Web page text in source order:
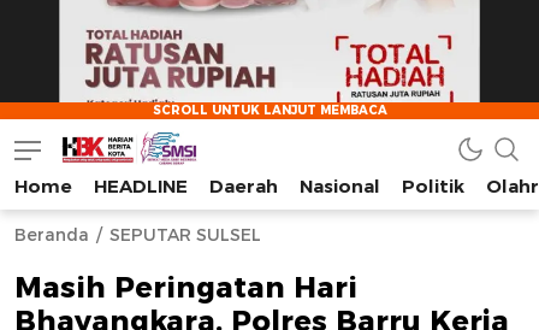
HarianBeritaKota
Mengabarkan Setiap Detil, Sudut, dan Cerita Kota
Home HEADLINE Daerah Nasional Politik
Beranda SEPUTAR SULSEL
Masih Peringatan Hari
Bhayangkara, Polres Barru Kerja